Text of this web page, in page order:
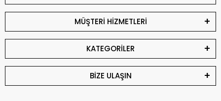
MÜŞTERİ HİZMETLERİ
KATEGORİLER
BİZE ULAŞIN